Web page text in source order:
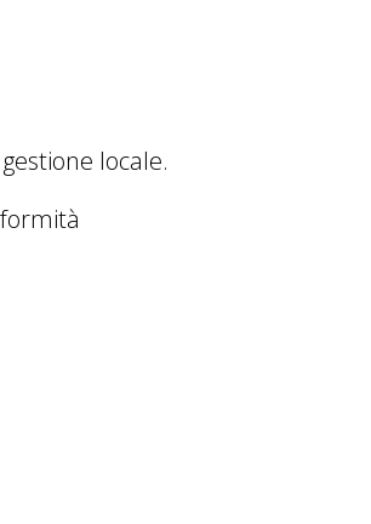
locale.